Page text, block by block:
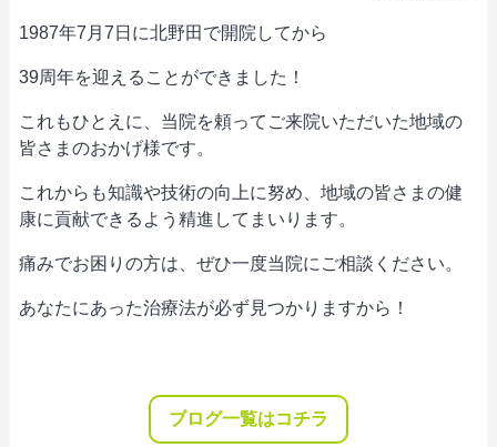
1987年7月7日に北野田で開院してから
39周年を迎えることができました！
これもひとえに、当院を頼ってご来院いただいた地域の
皆さまのおかげ様です。
これからも知識や技術の向上に努め、地域の皆さまの健
康に貢献できるよう精進してまいります。
痛みでお困りの方は、ぜひ一度当院にご相談ください。
あなたにあった治療法が必ず見つかりますから！
ブログ一覧はコチラ